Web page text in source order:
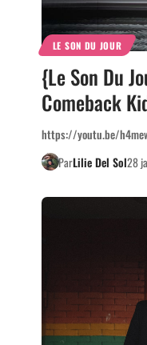
LE SON DU JOUR
{Le Son Du
Comeback
https://youtu.be/
ParLilie Del Sol28